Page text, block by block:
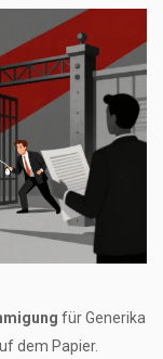
für Generika
dem Papier.